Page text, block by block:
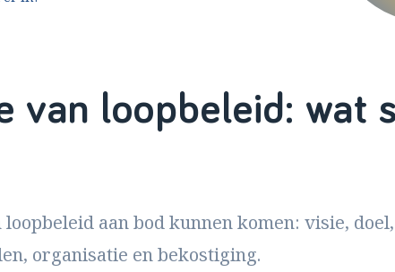
van loopbeleid: wat
aan bod kunnen komen: visie,
organisatie en bekostiging.